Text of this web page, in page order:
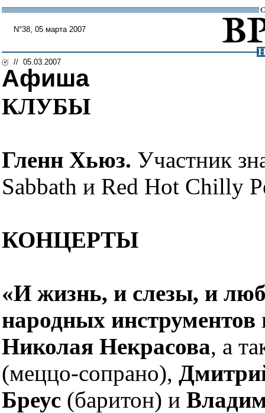
N°38, 05 марта 2007
// 05.03.2007
Афиша
КЛУБЫ
Гленн Хьюз. Участник
Sabbath и Red Hot Chilly
КОНЦЕРТЫ
«И жизнь, и слезы, и
народных инструментов
Николая Некрасова, а
(меццо-сопрано),
Бреус (баритон) и